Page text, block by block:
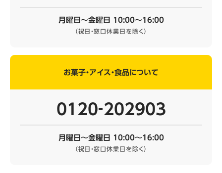
月曜日～金曜日 10:00～16:00
（祝日・窓口休業日を除く）
お菓子・アイス・食品について
0120‐202903
月曜日～金曜日 10:00～16:00
（祝日・窓口休業日を除く）